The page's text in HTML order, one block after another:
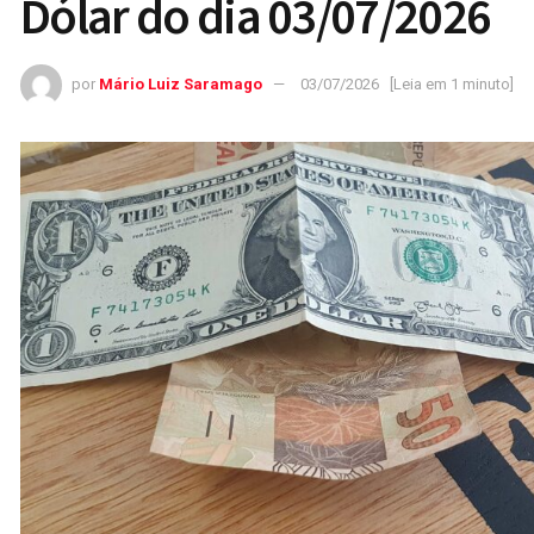
Dólar do dia 03/07/2026
por Mário Luiz Saramago 03/07/2026 [Leia em 1 minuto]